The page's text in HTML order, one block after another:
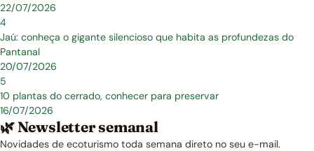
22/07/2026
4
Jaú: conheça o gigante silencioso que habita as profundezas do
Pantanal
20/07/2026
5
10 plantas do cerrado, conhecer para preservar
16/07/2026
🌿 Newsletter semanal
Novidades de ecoturismo toda semana direto no seu e-mail.